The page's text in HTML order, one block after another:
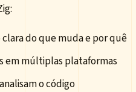
do que muda e por quê
em múltiplas plataformas
o código